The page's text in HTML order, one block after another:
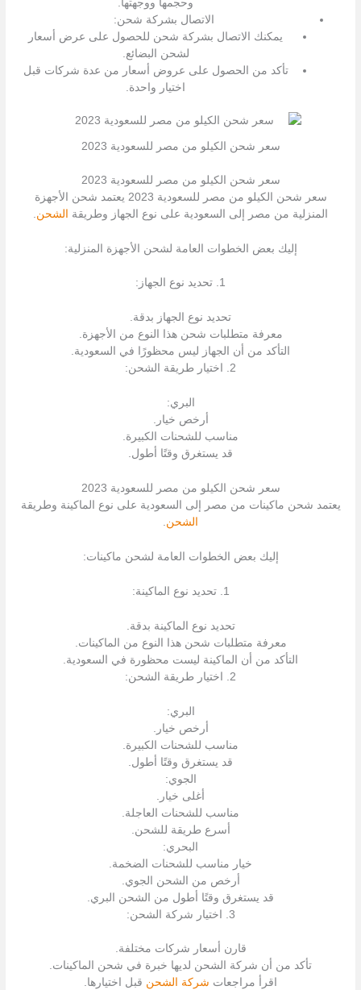
وحجمها ووجهتها.
الاتصال بشركة شحن:
يمكنك الاتصال بشركة شحن للحصول على عرض أسعار
لشحن البضائع.
تأكد من الحصول على عروض أسعار من عدة شركات قبل
اختيار واحدة.
سعر شحن الكيلو من مصر للسعودية 2023
سعر شحن الكيلو من مصر للسعودية 2023
سعر شحن الكيلو من مصر للسعودية 2023 يعتمد شحن الأجهزة
المنزلية من مصر إلى السعودية على نوع الجهاز وطريقة الشحن
إليك بعض الخطوات العامة لشحن الأجهزة المنزلية:
1. تحديد نوع الجهاز:
تحديد نوع الجهاز بدقة.
معرفة متطلبات شحن هذا النوع من الأجهزة.
التأكد من أن الجهاز ليس محظورًا في السعودية.
2. اختيار طريقة الشحن:
البري:
أرخص خيار.
مناسب للشحنات الكبيرة.
قد يستغرق وقتًا أطول.
سعر شحن الكيلو من مصر للسعودية 2023
يعتمد شحن ماكينات من مصر إلى السعودية على نوع الماكينة وطريقة
الشحن.
إليك بعض الخطوات العامة لشحن ماكينات:
1. تحديد نوع الماكينة:
تحديد نوع الماكينة بدقة.
معرفة متطلبات شحن هذا النوع من الماكينات.
التأكد من أن الماكينة ليست محظورة في السعودية.
2. اختيار طريقة الشحن:
البري:
أرخص خيار.
مناسب للشحنات الكبيرة.
قد يستغرق وقتًا أطول.
الجوي:
أغلى خيار.
مناسب للشحنات العاجلة.
أسرع طريقة للشحن.
البحري:
خيار مناسب للشحنات الضخمة.
أرخص من الشحن الجوي.
قد يستغرق وقتًا أطول من الشحن البري.
3. اختيار شركة الشحن:
قارن أسعار شركات مختلفة.
تأكد من أن شركة الشحن لديها خبرة في شحن الماكينات.
اقرأ مراجعات شركة الشحن قبل اختيارها.